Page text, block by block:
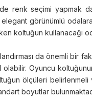
renk seçimi yapmak
görünümlü
koltuğun kullanacağı
da önemli bir
Oyuncu
ölçüleri belirlenmeli
boyutlar